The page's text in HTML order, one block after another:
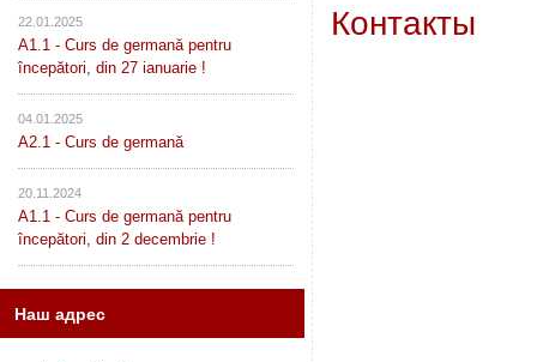
22.01.2025
A1.1 - Curs de germană pentru
începători, din 27 ianuarie !
04.01.2025
A2.1 - Curs de germană
20.11.2024
A1.1 - Curs de germană pentru
începători, din 2 decembrie !
Наш адрес
Контакты